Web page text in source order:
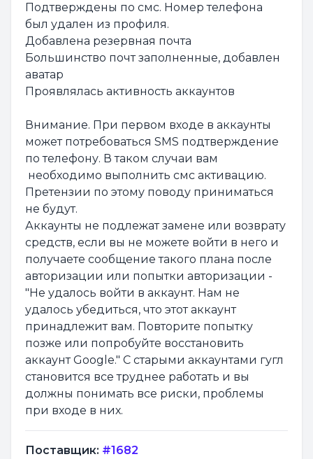
Подтверждены по смс. Номер телефона
был удален из профиля.
Добавлена резервная почта
Большинство почт заполненные, добавлен
аватар
Проявлялась активность аккаунтов
Внимание. При первом входе в аккаунты
может потребоваться SMS подтверждение
по телефону. В таком случаи вам
необходимо выполнить смс активацию.
Претензии по этому поводу приниматься
не будут.
Аккаунты не подлежат замене или возврату
средств, если вы не можете войти в него и
получаете сообщение такого плана после
авторизации или попытки авторизации -
"Не удалось войти в аккаунт. Нам не
удалось убедиться, что этот аккаунт
принадлежит вам. Повторите попытку
позже или попробуйте восстановить
аккаунт Google." С старыми аккаунтами гугл
становится все труднее работать и вы
должны понимать все риски, проблемы
при входе в них.
Поставщик: #1682